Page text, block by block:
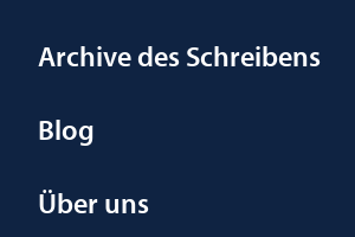
Archive des Schreibens
Blog
Über uns